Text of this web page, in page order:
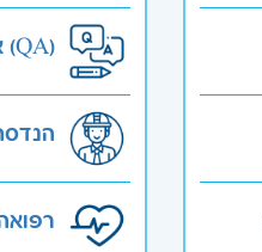
אבטחת איכות (QA)